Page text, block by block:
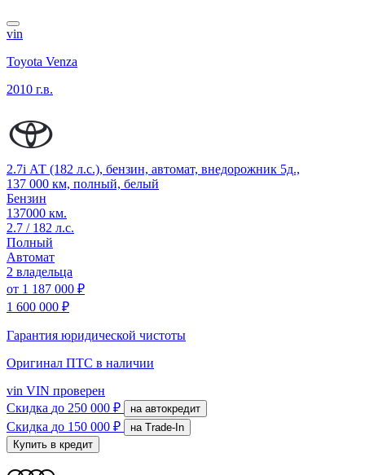
vin
Toyota Venza
2010 г.в.
2.7i АТ (182 л.с.), бензин, автомат, внедорожник 5д.,
137 000 км, полный, белый
Бензин
137000 км.
2.7 / 182 л.с.
Полный
Автомат
2 владельца
от 1 187 000 ₽
1 600 000 ₽
Гарантия юридической чистоты
Оригинал ПТС в наличии
vin VIN проверен
Скидка до 250 000 ₽ на автокредит
Скидка до 150 000 ₽
на Trade-In
Купить в кредит